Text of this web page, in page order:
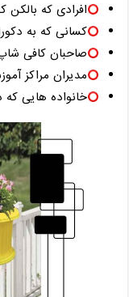
افرادی که بالکن
کسانی که به
صاحبان کافی
مدیران مراکز
خانواده‌ هایی